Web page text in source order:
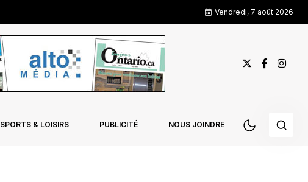
Vendredi, 7 août 2026
SPORTS & LOISIRS PUBLICITÉ NOUS JOINDRE